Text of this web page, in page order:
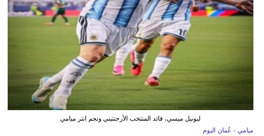
ليونيل ميسي، قائد المنتخب الأرجنتيني ونجم انتر ميامي
ميامي - عُمان اليوم